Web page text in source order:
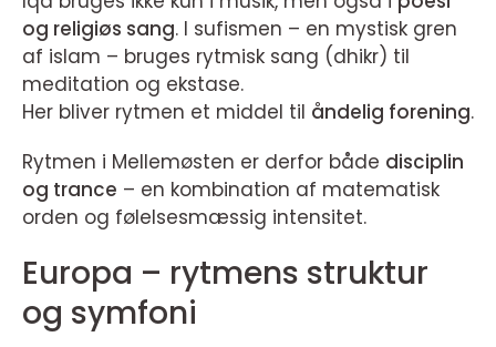
og religiøs sang. I sufismen – en mystisk gren
af islam – bruges rytmisk sang (dhikr) til
meditation og ekstase.
Her bliver rytmen et middel til åndelig forening.
Rytmen i Mellemøsten er derfor både disciplin
og trance – en kombination af matematisk
orden og følelsesmæssig intensitet.
Europa – rytmens struktur
og symfoni